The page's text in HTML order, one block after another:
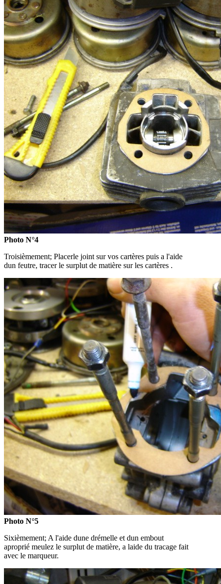
Photo N°4
Troisièmement; Placerle joint sur vos cartères puis a l'aide
dun feutre, tracer le surplut de matière sur les cartères .
Photo N°5
Sixièmement; A l'aide dune drémelle et dun embout
aproprié meulez le surplut de matière, a laide du tracage fait
avec le marqueur.